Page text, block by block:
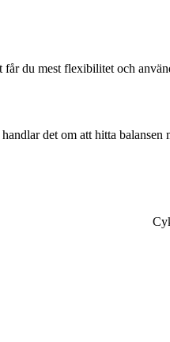
får du mest flexibilitet och
det om att hitta